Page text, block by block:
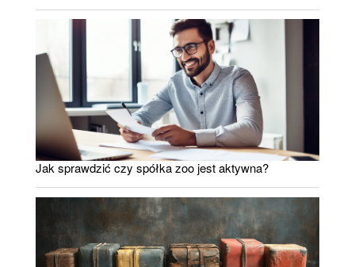
Jak sprawdzić czy spółka zoo jest aktywna?